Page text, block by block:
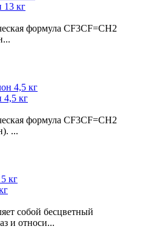
13 кг
формула CF3CF=CH2
4,5 кг
формула CF3CF=CH2
...
собой бесцветный
и относи...